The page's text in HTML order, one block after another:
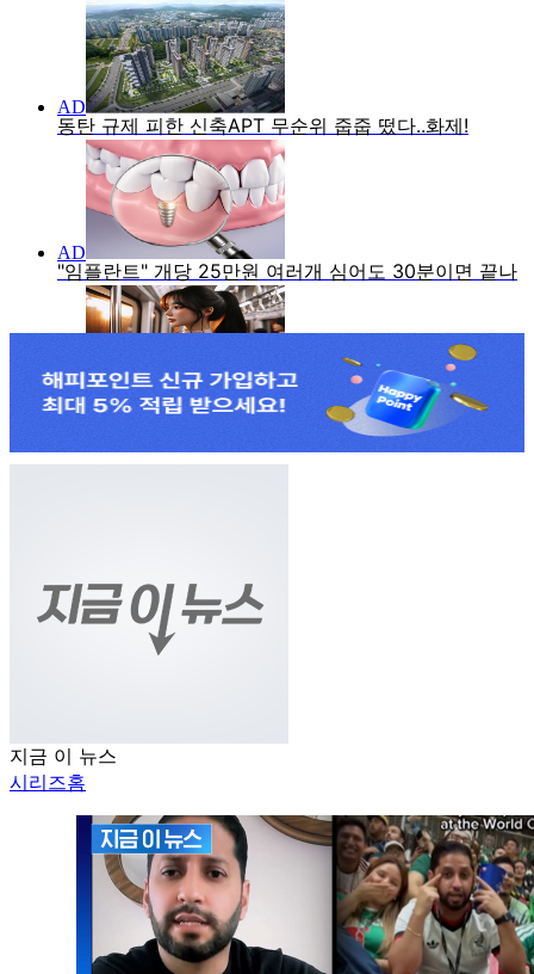
지금 이 뉴스
시리즈홈